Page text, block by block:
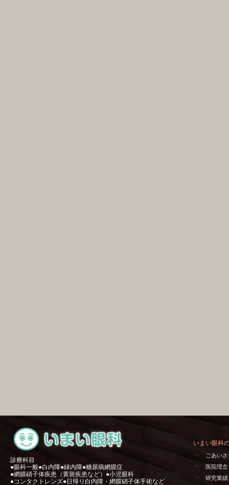
診療科目
●眼科一般●白内障●緑内障●糖尿病網膜症
●網膜硝子体疾患（黄斑疾患など）●小児眼科
●コンタクトレンズ●日帰り白内障・網膜硝子体手術など
いまい眼科
ごあい
医院理
研究業績